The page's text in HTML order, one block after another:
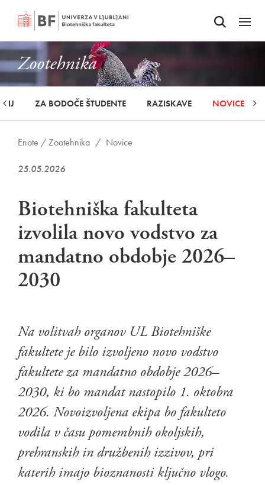
Odpri iskalnik
Odpri
Zootehnika
ZA BODOČE ŠTUDENTE RAZISKAVE NOVICE
Enote /Zootehnika / Novice
25.05.2026
Biotehniška fakulteta
izvolila novo vodstvo za
mandatno obdobje 2026–
2030
Na volitvah organov UL Biotehniške
fakultete je bilo izvoljeno novo vodstvo
fakultete za mandatno obdobje 2026–
2030, ki bo mandat nastopilo 1. oktobra
2026. Novoizvoljena ekipa bo fakulteto
vodila v času pomembnih okoljskih,
prehranskih in družbenih izzivov, pri
katerih imajo bioznanosti ključno vlogo.